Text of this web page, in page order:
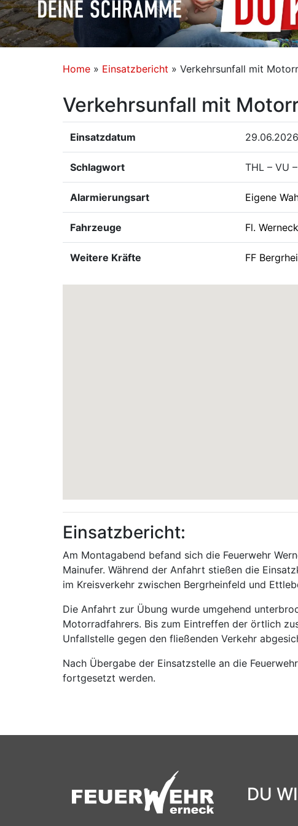
Home » Einsatzbericht » Verkehrsunfall mit
Verkehrsunfall mit
Einsatzdatum
Schlagwort THL – VU
Alarmierungsart Eigene
Fahrzeuge Fl.
Weitere Kräfte FF
Einsatzbericht:
Am Montagabend befand sich die Feuerwehr
Mainufer. Während der Anfahrt stießen die
im Kreisverkehr zwischen Bergrheinfeld und
Die Anfahrt zur Übung wurde umgehend
Motorradfahrers. Bis zum Eintreffen der örtlich
Unfallstelle gegen den fließenden Verkehr
Nach Übergabe der Einsatzstelle an die
fortgesetzt werden.
DU